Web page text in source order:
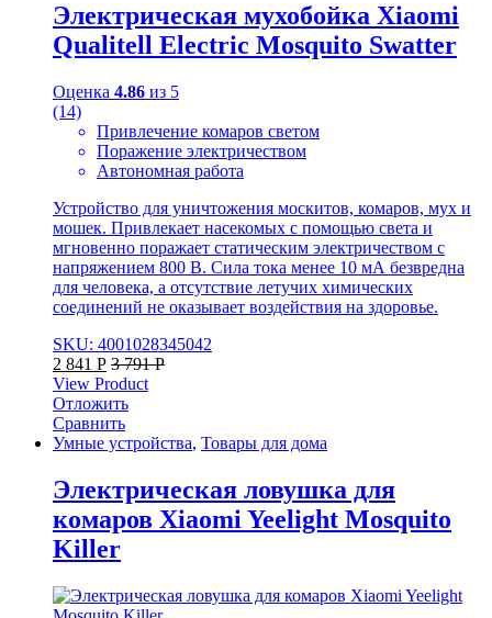
Электрическая мухобойка Xiaomi
Qualitell Electric Mosquito Swatter
Оценка 4.86 из 5
(14)
Привлечение комаров светом
Поражение электричеством
Автономная работа
Устройство для уничтожения москитов, комаров, мух и
мошек. Привлекает насекомых с помощью света и
мгновенно поражает статическим электричеством с
напряжением 800 В. Сила тока менее 10 мА безвредна
для человека, а отсутствие летучих химических
соединений не оказывает воздействия на здоровье.
SKU: 4001028345042
2 841 Р 3 791Р
View Product
Отложить
Сравнить
Умные устройства, Товары для дома
Электрическая ловушка для
комаров Xiaomi Yeelight Mosquito
Killer